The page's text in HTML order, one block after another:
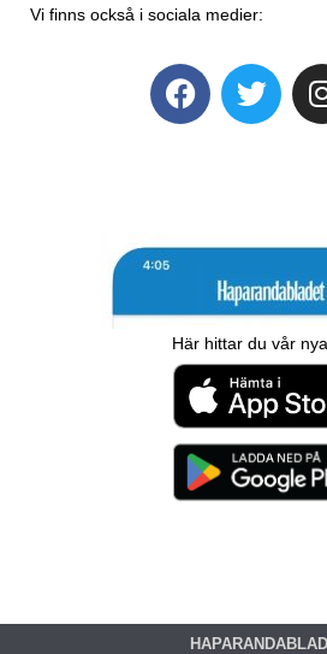
Vi finns också i sociala medier:
Här hittar du vår